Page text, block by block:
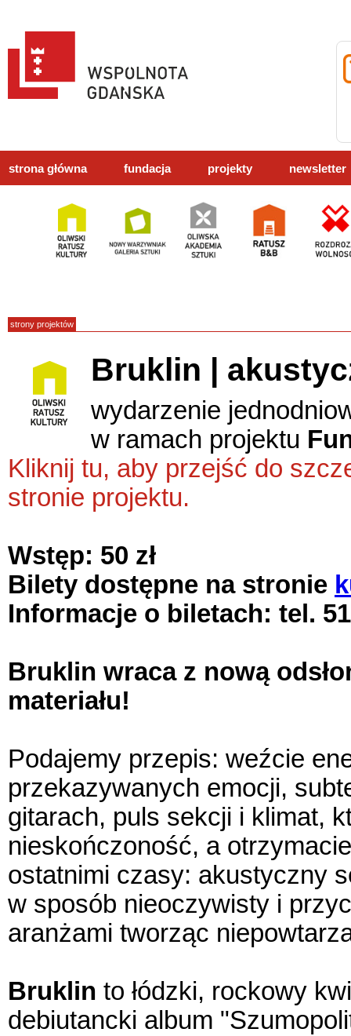
strona główna fundacja projekty newsletter
strony projektów
Bruklin |
wydarzenie
w ramach projektu
Kliknij tu, aby przejść do
stronie projektu.
Wstęp: 50 zł
Bilety dostępne na stronie
Informacje o biletach: tel.
Bruklin wraca z nową
materiału!
Podajemy przepis: weźcie
przekazywanych emocji,
gitarach, puls sekcji i klimat,
nieskończoność, a
ostatnimi czasy: akustyczny
w sposób nieoczywisty i
aranżami tworząc
Bruklin to łódzki, rockowy
debiutancki album